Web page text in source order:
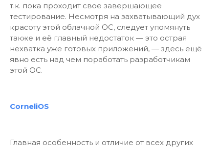
т.к. пока проходит свое завершающее
тестирование. Несмотря на захватывающий дух
красоту этой облачной ОС, следует упомянуть
также и её главный недостаток — это острая
нехватка уже готовых приложений, — здесь ещё
явно есть над чем поработать разработчикам
этой ОС.
CorneliOS
Главная особенность и отличие от всех других